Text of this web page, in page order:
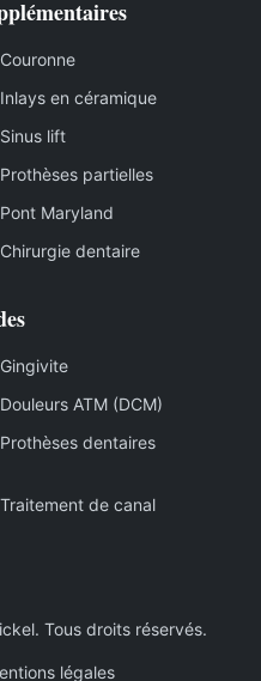
Couronne
Inlays en céramique
Sinus lift
Prothèses partielles
Pont Maryland
Chirurgie dentaire
Gingivite
Douleurs ATM (DCM)
Prothèses dentaires
Traitement de canal
. Tous droits réservés.
légales